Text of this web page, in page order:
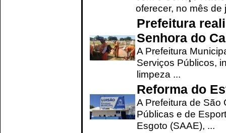
oferecer, no mês de
Prefeitura
Senhora do
A Prefeitura
Serviços Públicos,
limpeza ...
Reforma do
A Prefeitura de São
Públicas e de
Esgoto (SAAE), ...